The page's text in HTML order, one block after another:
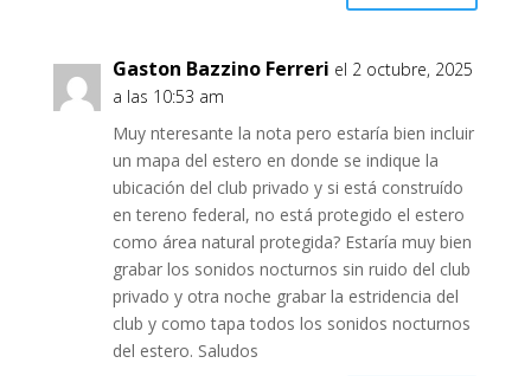
Gaston Bazzino Ferreri el 2 octubre, 2025
a las 10:53 am
Muy nteresante la nota pero estaría bien incluir
un mapa del estero en donde se indique la
ubicación del club privado y si está construído
en tereno federal, no está protegido el estero
como área natural protegida? Estaría muy bien
grabar los sonidos nocturnos sin ruido del club
privado y otra noche grabar la estridencia del
club y como tapa todos los sonidos nocturnos
del estero. Saludos